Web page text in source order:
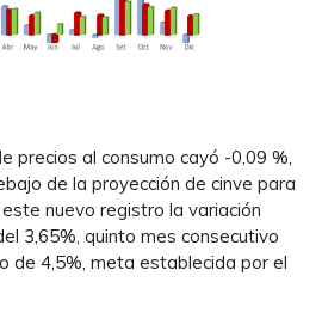
precios al consumo cayó -0,09 %,
de la proyección de cinve para
nuevo registro la variación
3,65%, quinto mes consecutivo
de 4,5%, meta establecida por el